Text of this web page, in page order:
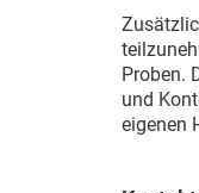
Proben.
und
eigenen